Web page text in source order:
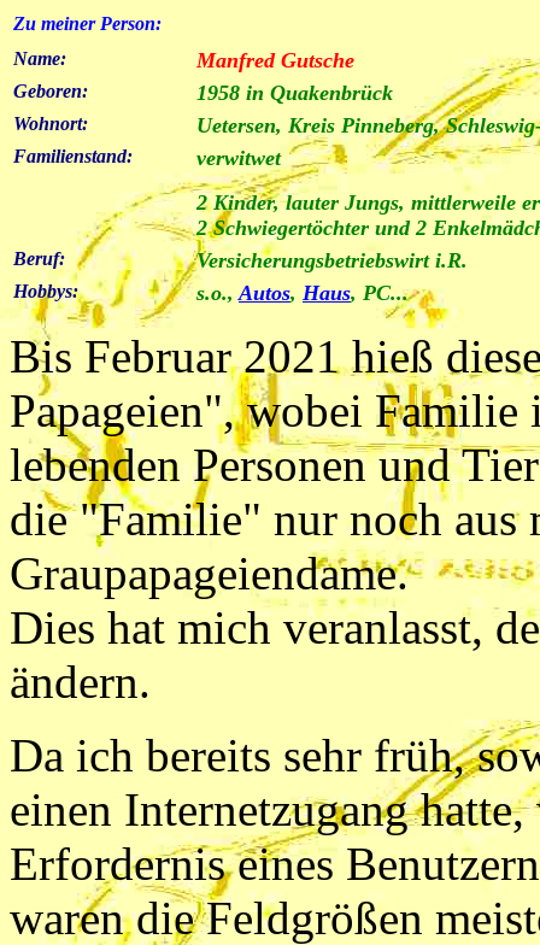
Zu meiner Person:
Name:
Manfred Gutsche
Geboren: 1958 in Quakenbrück
Wohnort: Uetersen, Kreis Pinneberg,
Familienstand:
verwitwet
2 Kinder, lauter Jungs, mittlerweile
2 Schwiegertöchter und 2
Beruf: Versicherungsbetriebswirt i.R.
Hobbys: s.o.,Autos, Haus, PC...
Bis Februar 2021 hieß
Papageien", wobei
lebenden Personen und
die "Familie" nur noch aus
Graupapageiendame.
Dies hat mich veranlasst,
ändern.
Da ich bereits sehr früh,
einen Internetzugang
Erfordernis eines
waren die Feldgrößen